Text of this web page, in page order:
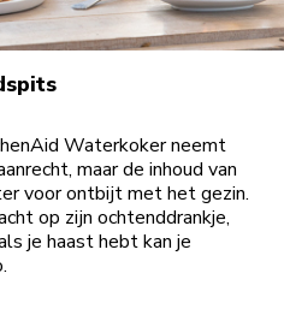
Waterkoker neemt
maar de inhoud van
voor ontbijt met het gezin.
op zijn ochtenddrankje,
je haast hebt kan je